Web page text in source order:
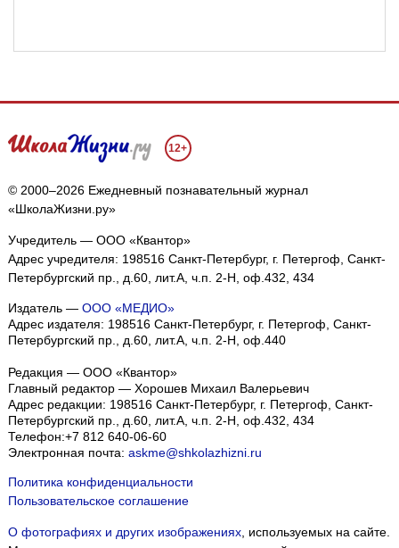
12+
© 2000–2026 Ежедневный познавательный журнал
«ШколаЖизни.ру»
Учредитель — ООО «Квантор»
Адрес учредителя: 198516 Санкт-Петербург, г. Петергоф, Санкт-
Петербургский пр., д.60, лит.А, ч.п. 2-Н, оф.432, 434
Издатель — ООО «МЕДИО»
Адрес издателя: 198516 Санкт-Петербург, г. Петергоф, Санкт-
Петербургский пр., д.60, лит.А, ч.п. 2-Н, оф.440
Редакция — ООО «Квантор»
Главный редактор — Хорошев Михаил Валерьевич
Адрес редакции: 198516 Санкт-Петербург, г. Петергоф Санкт-
Петербургский пр., д.60, лит.А, ч.п. 2-Н, оф.432, 434
Телефон:+7 812 640-06-60
Электронная почта: askme@shkolazhizni.ru
Политика конфиденциальности
Пользовательское соглашение
О фотографиях и других изображениях, используемых на сайте.